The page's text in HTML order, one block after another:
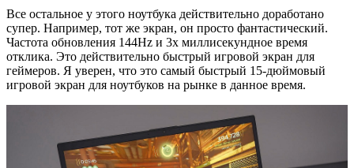
Все остальное у этого ноутбука действительно доработано
супер. Например, тот же экран, он просто фантастический.
Частота обновления 144Hz и 3х миллисекундное время
отклика. Это действительно быстрый игровой экран для
геймеров. Я уверен, что это самый быстрый 15-дюймовый
игровой экран для ноутбуков на рынке в данное время.